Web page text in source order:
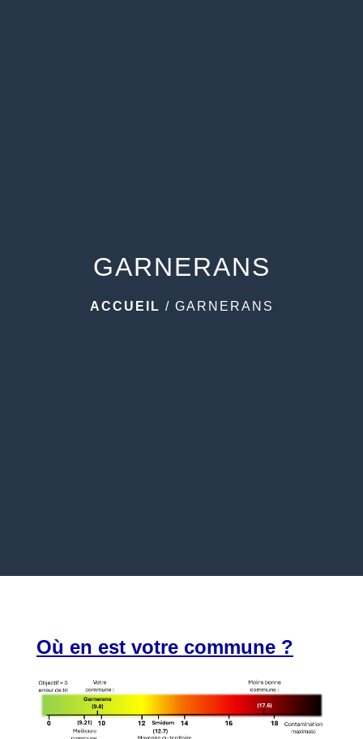
GARNERANS
ACCUEIL / GARNERANS
Où en est votre commune ?